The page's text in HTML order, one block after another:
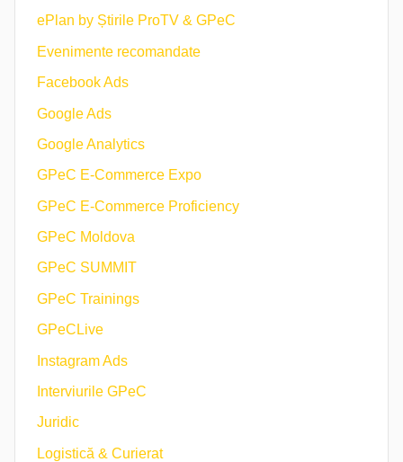
ePlan by Știrile ProTV & GPeC
Evenimente recomandate
Facebook Ads
Google Ads
Google Analytics
GPeC E-Commerce Expo
GPeC E-Commerce Proficiency
GPeC Moldova
GPeC SUMMIT
GPeC Trainings
GPeCLive
Instagram Ads
Interviurile GPeC
Juridic
Logistică & Curierat